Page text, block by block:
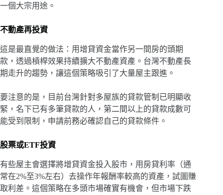
一個大宗用途。
不動產再投資
這是最直覺的做法：用增貸資金當作另一間房的頭期
款，透過槓桿效果持續擴大不動產資產。台灣不動產長
期走升的趨勢，讓這個策略吸引了大量屋主跟進。
要注意的是，目前台灣針對多屋族的貸款管制已明顯收
緊，名下已有多筆貸款的人，第二間以上的貸款成數可
能受到限制，申請前務必確認自己的貸款條件。
股票或ETF投資
有些屋主會選擇將增貸資金投入股市，用房貸利率（通
常在2%至3%左右）去操作年報酬率較高的資產，試圖賺
取利差。這個策略在多頭市場確實有機會，但市場下跌